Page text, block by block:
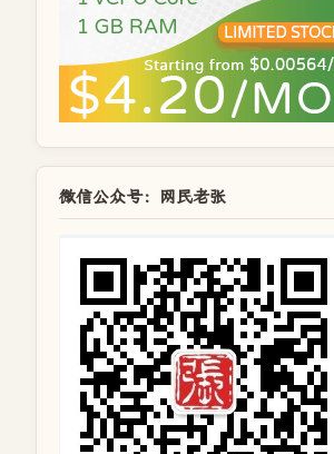
微信公众号：网民老张